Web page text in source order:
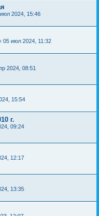
2024, 15:46
05 июл 2024, 11:32
2024, 08:51
15:54
г.
09:24
12:17
13:35